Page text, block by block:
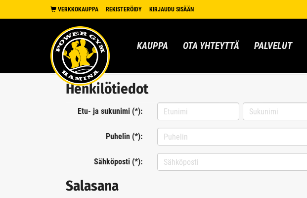
VERKKOKAUPPA REKISTERÖIDY KIRJAUDU SISÄÄN
KAUPPA OTA YHTEYTTÄ PALVELUT
Henkilötiedot
Etu- ja sukunimi (*):
Puhelin (*):
Sähköposti (*):
Salasana